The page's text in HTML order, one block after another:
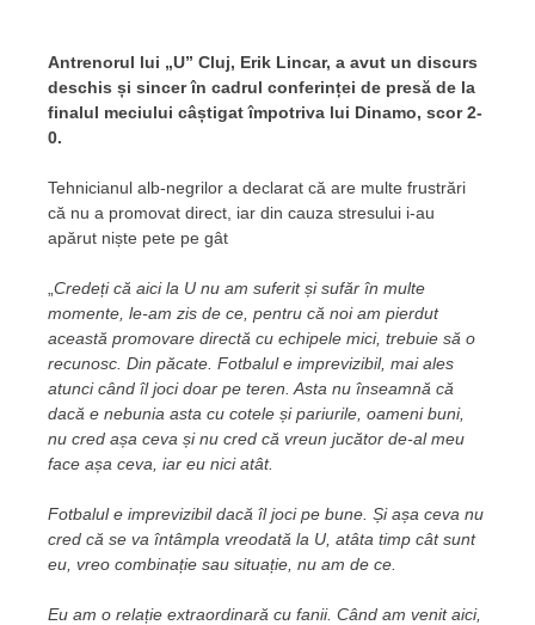
Antrenorul lui „U” Cluj, Erik Lincar, a avut un discurs
deschis și sincer în cadrul conferinței de presă de la
finalul meciului câștigat împotriva lui Dinamo, scor 2-
0.
Tehnicianul alb-negrilor a declarat că are multe frustrări
că nu a promovat direct, iar din cauza stresului i-au
apărut niște pete pe gât
Credeți că aici la U nu am suferit și sufăr în multe
momente, le-am zis de ce, pentru că noi am pierdut
această promovare directă cu echipele mici, trebuie să o
recunosc. Din păcate. Fotbalul e imprevizibil, mai ales
atunci când îl joci doar pe teren. Asta nu înseamnă că
dacă e nebunia asta cu cotele și pariurile, oameni buni,
nu cred așa ceva și nu cred că vreun jucător de-al meu
face așa ceva, iar eu nici atât.
Fotbalul e imprevizibil dacă îl joci pe bune. Și așa ceva nu
cred că se va întâmpla vreodată la U, atâta timp cât sunt
eu, vreo combinație sau situație, nu am de ce.
Eu am o relație extraordinară cu fanii. Când am venit aici,